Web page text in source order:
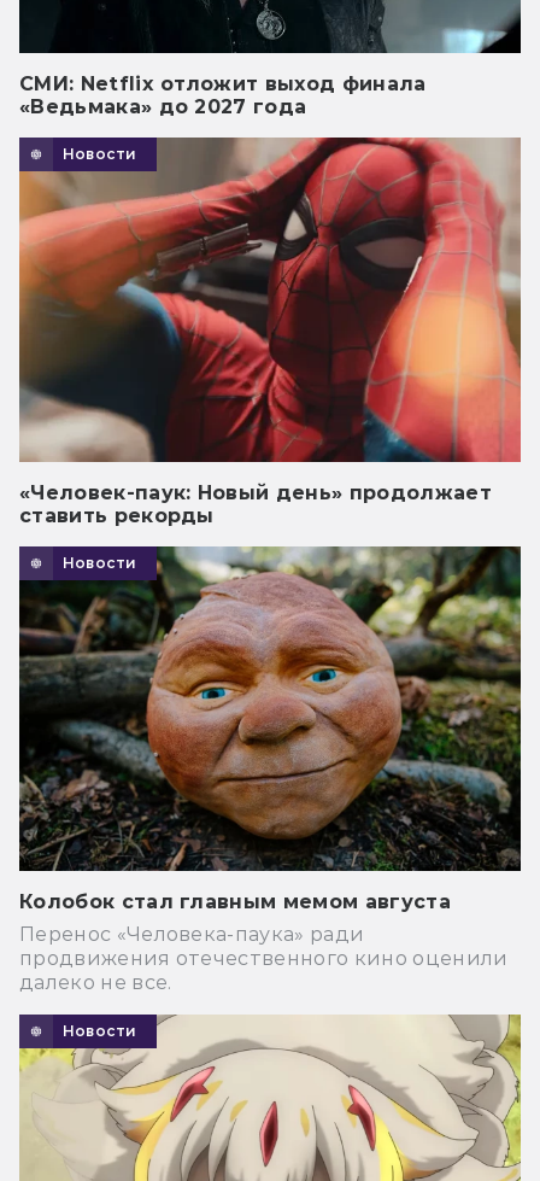
СМИ: Netflix отложит выход финала
«Ведьмака» до 2027 года
Новости
«Человек-паук: Новый день» продолжает
ставить рекорды
Новости
Колобок стал главным мемом августа
Перенос «Человека-паука» ради
продвижения отечественного кино оценили
далеко не все.
Новости